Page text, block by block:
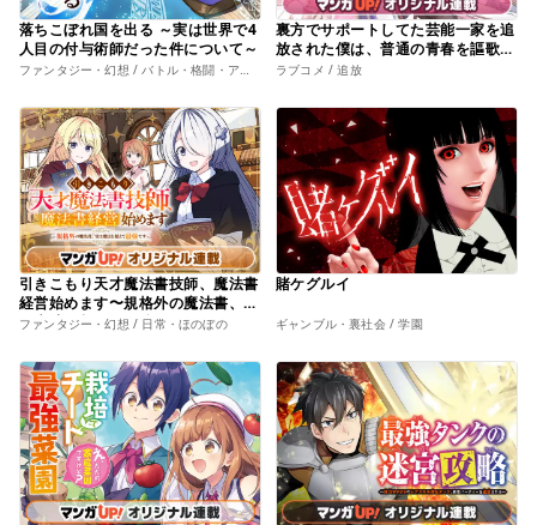
落ちこぼれ国を出る ～実は世界で4
人目の付与術師だった件について～
ファンタジー・幻想 / バトル・格闘・アクション
裏方でサポートしてた芸能一家を追
放された僕は、普通の青春を謳歌し
たい。
ラブコメ / 追放
引きこもり天才魔法書技師、魔法書
経営始めます〜規格外の魔法書、実
は魔法を超えて最強です〜
ファンタジー・幻想 / 日常・ほのぼの
賭ケグルイ
ギャンブル・裏社会 / 学園